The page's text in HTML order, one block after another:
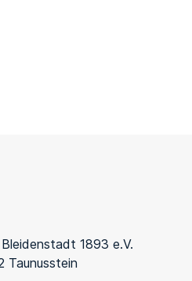
1893 e.V.
Taunusstein